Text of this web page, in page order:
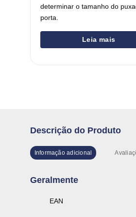
determinar o tamanho do
porta.
Leia mais
Descrição do Produto
Informação adicional
Geralmente
EAN